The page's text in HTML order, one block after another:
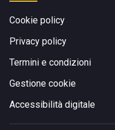
Cookie policy
Privacy policy
Termini e condizioni
Gestione cookie
Accessibilità digitale